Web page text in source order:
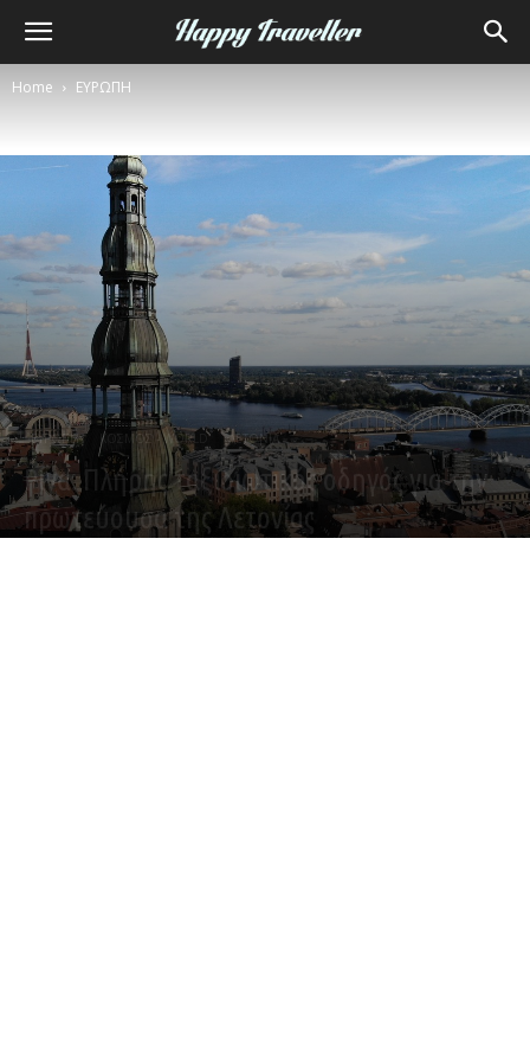
Home ΕΥΡΩΠΗ
ΕΥΡΩΠΗ ΚΟΣΜΟΣ - WORLD ΛΕΤΟΝΙΑ
Ρίγα: Πλήρης ταξιδιωτικός οδηγός για την
πρωτεύουσα της Λετονίας